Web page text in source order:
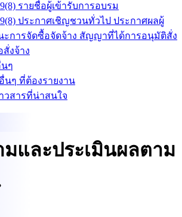
รายชื่อผู้เข้ารับการอบรม
ประกาศเชิญชวนทั่วไป ประกาศผลผู้
ะการจัดซื้อจัดจ้าง สัญญาที่ได้การอนุมัติสั่ง
สั่งจ้าง
ๆ
นๆ ที่ต้องรายงาน
วสารที่น่าสนใจ
และประเมินผลตาม